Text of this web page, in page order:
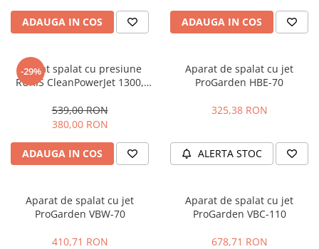
Pompe submersibile apa
murdara/menajera
Scari
Suflante frunze
Tocatoare crengi si furaje
Incaltaminte
Manusi si palmare
Protectie mecanica
ADAUGA IN COS ADAUGA IN COS
-29%
Aparat spalat cu presiune
RURIS CleanPowerJet 1300,
539,00 RON
380,00 RON
ADAUGA IN COS
Aparat de spalat cu jet
ProGarden HBE-70
325,38 RON
ALERTA STOC
Aparat de spalat cu jet
ProGarden VBW-70
410,71 RON
Aparat de spalat cu jet
ProGarden VBC-110
678,71 RON